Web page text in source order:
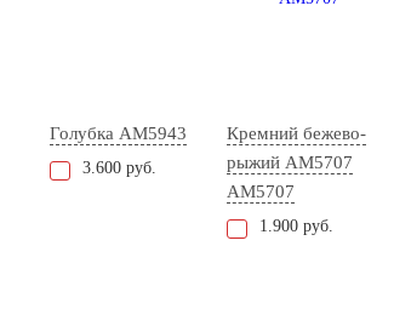
Голубка AM5943
3.600 руб.
Кремний бежево-
рыжий АМ5707
AM5707
1.900 руб.